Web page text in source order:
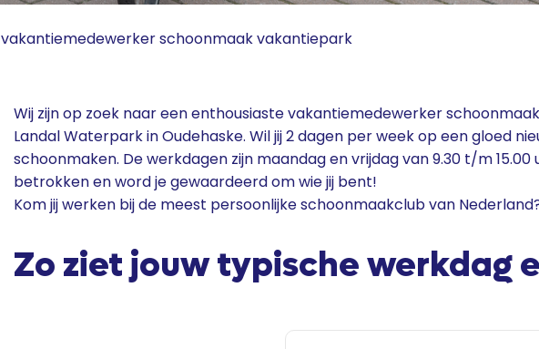
vakantiemedewerker schoonmaak vakantiepark
Wij zijn op zoek naar een enthousiaste vakantiemedewerker
Landal Waterpark in Oudehaske. Wil jij 2 dagen per week op een gloed
schoonmaken. De werkdagen zijn maandag en vrijdag van 9.30 t/m 15.00
betrokken en word je gewaardeerd om wie jij bent!
Kom jij werken bij de meest persoonlijke schoonmaakclub van
Zo ziet jouw typische werkdag